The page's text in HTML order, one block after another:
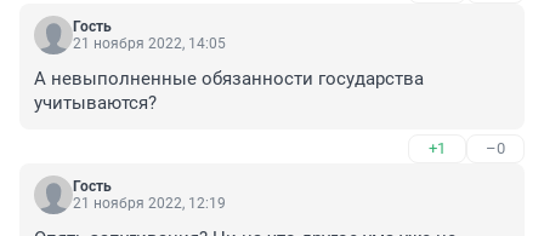
Гость
21 ноября 2022, 14:05
А невыполненные обязанности государства
учитываются?
+1 –0
Гость
21 ноября 2022, 12:19